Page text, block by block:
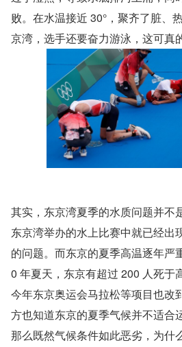
败。在水温接近 30°，聚齐了脏、
京湾，选手还要奋力游泳，这可真
其实，东京湾夏季的水质问题并不
东京湾举办的水上比赛中就已经出
的问题。而东京的夏季高温逐年严
0 年夏天，东京有超过 200 人死于
今年东京奥运会马拉松等项目也改
方也知道东京的夏季气候并不适合
那么既然气候条件如此恶劣，为什